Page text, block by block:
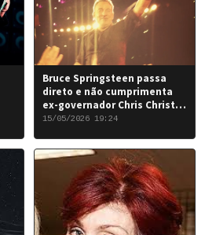
Bruce Springsteen passa
direto e não cumprimenta
ex-governador Chris Christie
em Nova York
15/05/2026 19:24